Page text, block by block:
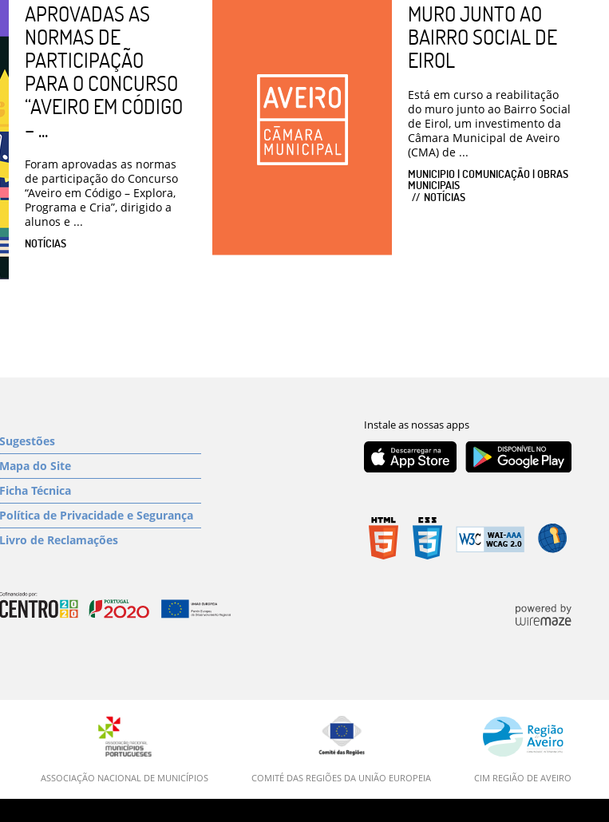
APROVADAS AS
NORMAS DE
PARTICIPAÇÃO
PARA O CONCURSO
“AVEIRO EM CÓDIGO
– ...
Foram aprovadas as normas
de participação do Concurso
“Aveiro em Código – Explora,
Programa e Cria”, dirigido a
alunos e ...
NOTÍCIAS
MURO JUNTO AO
BAIRRO SOCIAL DE
EIROL
Está em curso a reabilitação
do muro junto ao Bairro Social
de Eirol, um investimento da
Câmara Municipal de Aveiro
(CMA) de ...
MUNICIPIO | COMUNICAÇÃO | OBRAS
MUNICIPAIS
NOTÍCIAS
Sugestões
Mapa do Site
Ficha Técnica
Política de Privacidade e Segurança
Livro de Reclamações
ASSOCIAÇÃO NACIONAL DE MUNICÍPIOS COMITÉ DAS REGIÕES DA UNIÃO EUROPEIA CIM REGIÃO DE AVEIRO